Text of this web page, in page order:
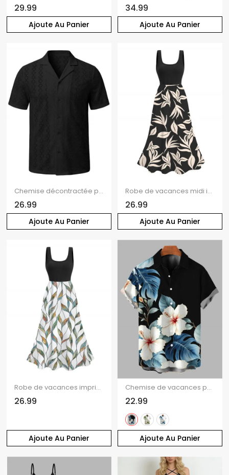
Ajoute Au Panier
29.99
Ajoute Au Panier
34.99
Ajoute Au Panier
Chemise décontractée pour homme, couleur unie, motif géométrique ajouré, col rabattu
26.99
Ajoute Au Panier
Robe de vacances midi imprimée de feuilles
26.99
Ajoute Au Panier
Robe de vacances imprimée feuilles, robe midi colorblock
26.99
Ajoute Au Panier
Chemise de vacances pour homme, imprimé floral aquarelle hibiscus, chemise boutonnée
22.99